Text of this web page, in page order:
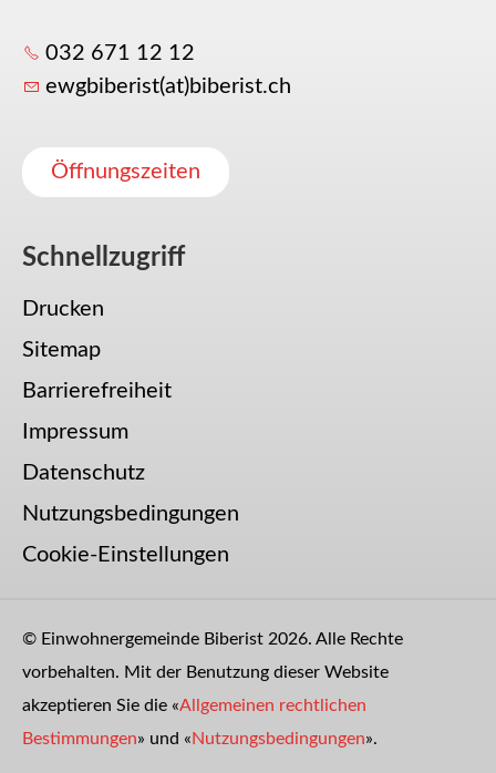
032 671 12 12
ewgbiberist(at)biberist.ch
Öffnungszeiten
Schnellzugriff
Drucken
Sitemap
Barrierefreiheit
Impressum
Datenschutz
Nutzungsbedingungen
Cookie-Einstellungen
© Einwohnergemeinde Biberist 2026. Alle Rechte
vorbehalten. Mit der Benutzung dieser Website
akzeptieren Sie die «Allgemeinen rechtlichen
Bestimmungen» und «Nutzungsbedingungen».